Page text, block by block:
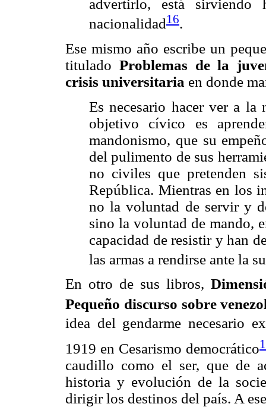
advertirlo, está
nacionalidad16.
Ese mismo año escribe un
titulado Problemas de la
crisis universitaria en donde
Es necesario hacer ver a la
objetivo cívico es
mandonismo, que su
del pulimento de sus
no civiles que pretenden
República. Mientras en los
no la voluntad de servir y
sino la voluntad de mando,
capacidad de resistir y han
las armas a rendirse ante la
En otro de sus libros,
Pequeño discurso sobre
idea del gendarme
1919 en Cesarismo democrático
caudillo como el ser, que de
historia y evolución de la
dirigir los destinos del país. A